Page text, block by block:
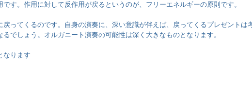
す。作用に対して反作用が戻るというのが、フリーエネルギーの原則です。
戻ってくるのです。自身の演奏に、深い意識が伴えば、戻ってくるプレゼントは
でしょう。オルガニート演奏の可能性は深く大きなものとなります。
なります